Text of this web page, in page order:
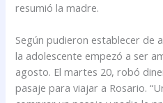
resumió la madre.
Según pudieron establecer de
la adolescente empezó a ser
agosto. El martes 20, robó
pasaje para viajar a Rosario.